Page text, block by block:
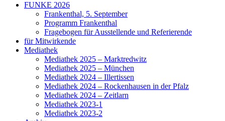
FUNKE 2026
Frankenthal, 5. September
Programm Frankenthal
Fragebogen für Ausstellende und Referierende
für Mitwirkende
Mediathek
Mediathek 2025 – Marktredwitz
Mediathek 2025 – München
Mediathek 2024 – Illertissen
Mediathek 2024 – Rockenhausen in der Pfalz
Mediathek 2024 – Zeitlarn
Mediathek 2023-1
Mediathek 2023-2